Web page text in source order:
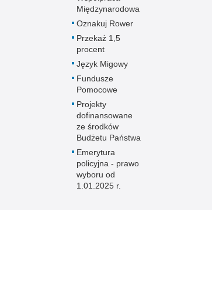
Międzynarodowa
Oznakuj Rower
Przekaż 1,5
procent
Język Migowy
Fundusze
Pomocowe
Projekty
dofinansowane
ze środków
Budżetu Państwa
Emerytura
policyjna - prawo
wyboru od
1.01.2025 r.